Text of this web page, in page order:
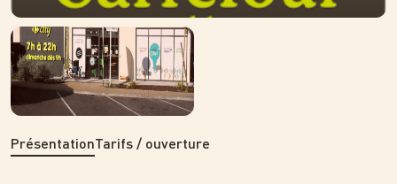
Photo
PrésentationTarifs / ouverture